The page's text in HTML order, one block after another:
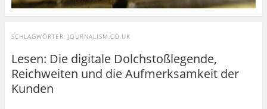
SCHLAGWÖRTER: JOURNALISM.CO.UK
Lesen: Die digitale Dolchstoßlegende,
Reichweiten und die Aufmerksamkeit der
Kunden